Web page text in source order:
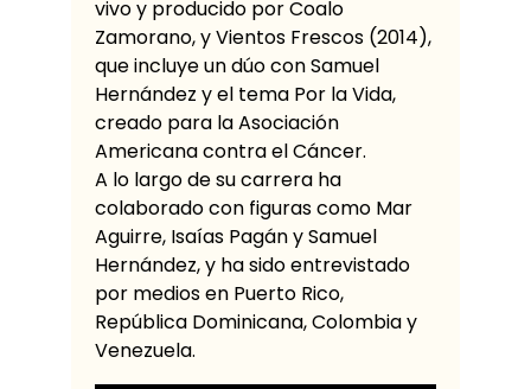
vivo y producido por Coalo
Zamorano, y Vientos Frescos (2014),
que incluye un dúo con Samuel
Hernández y el tema Por la Vida,
creado para la Asociación
Americana contra el Cáncer.
A lo largo de su carrera ha
colaborado con figuras como Mar
Aguirre, Isaías Pagán y Samuel
Hernández, y ha sido entrevistado
por medios en Puerto Rico,
República Dominicana, Colombia y
Venezuela.